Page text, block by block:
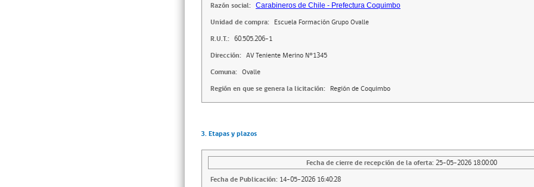
Razón social: Carabineros de Chile - Prefectura Coquimbo
Unidad de compra: Escuela Formación Grupo Ovalle
R.U.T.: 60.505.206-1
Dirección: AV Teniente Merino N°1345
Comuna: Ovalle
Región en que se genera la licitación: Región de Coquimbo
3. Etapas y plazos
Fecha de cierre de recepción de la oferta: 25-05-2026 18:00:00
Fecha de Publicación: 14-05-2026 16:40:28